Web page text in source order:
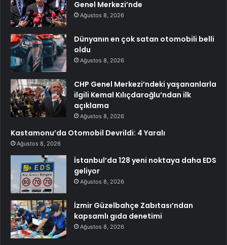
Genel Merkezi’nde
Ağustos 8, 2026
Dünyanın en çok satan otomobili belli
oldu
Ağustos 8, 2026
CHP Genel Merkezi’ndeki yaşananlarla
ilgili Kemal Kılıçdaroğlu’ndan ilk
açıklama
Ağustos 8, 2026
Kastamonu’da Otomobil Devrildi: 4 Yaralı
Ağustos 8, 2026
İstanbul’da 128 yeni noktaya daha EDS
geliyor
Ağustos 8, 2026
İzmir Güzelbahçe Zabıtası’ndan
kapsamlı gıda denetimi
Ağustos 8, 2026